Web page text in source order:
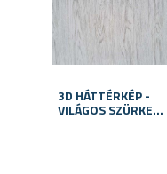
3D HÁTTÉRKÉP -
VILÁGOS SZÜRKE